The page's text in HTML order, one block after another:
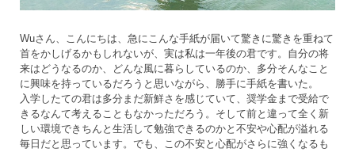
Wuさん、こんにちは、急にこんな手紙が届いて驚きに驚きを重ねて
首をかしげるかもしれないが、実は私は一年後の君です。自分の将
来はどうなるのか、どんな風に暮らしているのか、多分そんなこと
に興味を持っているだろうと思いながら、勝手に手紙を書いた。
入学したての君は多分まだ新鮮さを感じていて、奨学金まで受給で
きるなんて考えることもなかっただろう。そして前と違って全く新
しい環境できちんと生活して勉強できるのかと不安や心配が溢れる
毎日だと思っています。でも、この不安と心配がさらに強くなるも